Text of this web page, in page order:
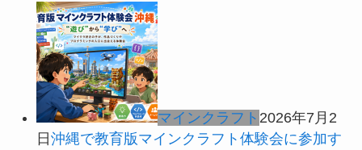
マインクラフト 2026年7月2
日沖縄で教育版マインクラフト体験会に参加す